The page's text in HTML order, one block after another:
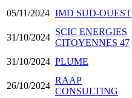
05/11/2024 IMD SUD-OUEST
31/10/2024
SCIC ENERGIES
CITOYENNES 47
31/10/2024 PLUME
26/10/2024
RAAP
CONSULTING